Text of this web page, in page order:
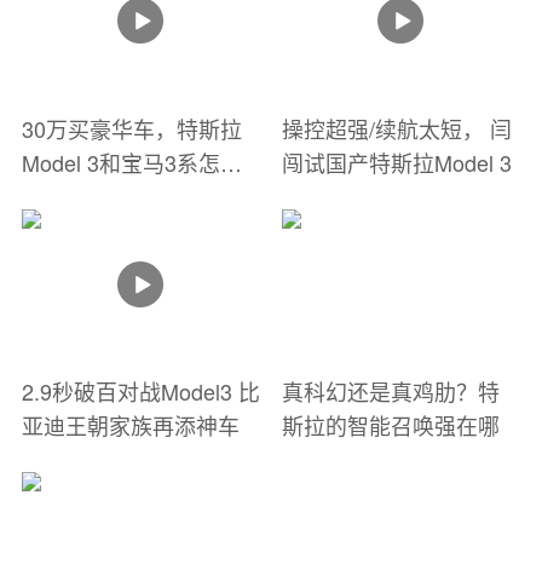
30万买豪华车，特斯拉
Model 3和宝马3系怎么
操控超强/续航太短， 闫
闯试国产特斯拉Model 3
2.9秒破百对战Model3 比
亚迪王朝家族再添神车
真科幻还是真鸡肋？特
斯拉的智能召唤强在哪